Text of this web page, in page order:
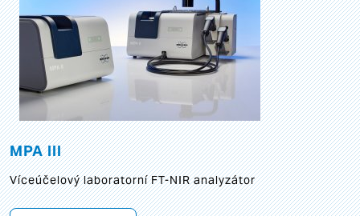
MPA III
Víceúčelový laboratorní FT-NIR analyzátor